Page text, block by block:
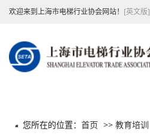
欢迎来到上海市电梯行业协会网站！ [英文版]
您所在的位置： 首页 >> 教育培训